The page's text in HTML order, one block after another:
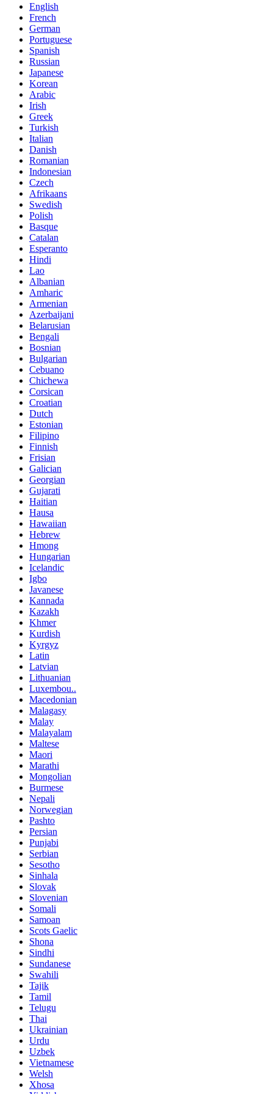
English
French
German
Portuguese
Spanish
Russian
Japanese
Korean
Arabic
Irish
Greek
Turkish
Italian
Danish
Romanian
Indonesian
Czech
Afrikaans
Swedish
Polish
Basque
Catalan
Esperanto
Hindi
Lao
Albanian
Amharic
Armenian
Azerbaijani
Belarusian
Bengali
Bosnian
Bulgarian
Cebuano
Chichewa
Corsican
Croatian
Dutch
Estonian
Filipino
Finnish
Frisian
Galician
Georgian
Gujarati
Haitian
Hausa
Hawaiian
Hebrew
Hmong
Hungarian
Icelandic
Igbo
Javanese
Kannada
Kazakh
Khmer
Kurdish
Kyrgyz
Latin
Latvian
Lithuanian
Luxembou..
Macedonian
Malagasy
Malay
Malayalam
Maltese
Maori
Marathi
Mongolian
Burmese
Nepali
Norwegian
Pashto
Persian
Punjabi
Serbian
Sesotho
Sinhala
Slovak
Slovenian
Somali
Samoan
Scots Gaelic
Shona
Sindhi
Sundanese
Swahili
Tajik
Tamil
Telugu
Thai
Ukrainian
Urdu
Uzbek
Vietnamese
Welsh
Xhosa